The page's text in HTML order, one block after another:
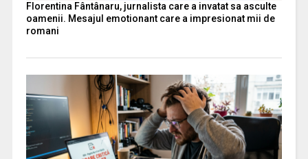
Florentina Fântânaru, jurnalista care a invatat sa asculte
oamenii. Mesajul emotionant care a impresionat mii de
romani